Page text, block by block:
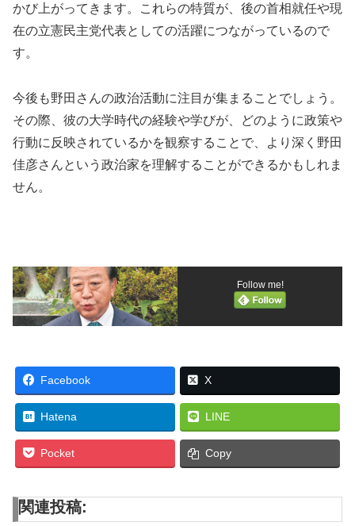
かび上がってきます。これらの特質が、後の首相就任や現
在の立憲民主党代表としての活躍につながっているので
す。
今後も野田さんの政治活動に注目が集まることでしょう。
その際、彼の大学時代の経験や学びが、どのように政策や
行動に反映されているかを観察することで、より深く野田
佳彦さんという政治家を理解することができるかもしれま
せん。
Follow me!
Facebook X
Hatena LINE
Pocket Copy
関連投稿: